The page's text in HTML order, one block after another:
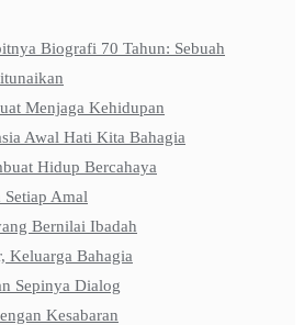
Biografi 70 Tahun: Sebuah
Menjaga Kehidupan
Awal Hati Kita Bahagia
Hidup Bercahaya
Amal
Bernilai Ibadah
Keluarga Bahagia
Sepinya Dialog
Kesabaran